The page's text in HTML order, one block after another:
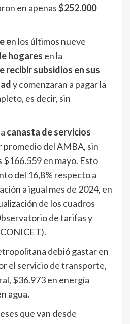
en apenas$252.000
en los últimos nueve
hogares en la
recibir subsidios en sus
y comenzaran a pagar la
es decir, sin
canasta de servicios
promedio del AMBA, sin
$166.559 en mayo. Esto
del 16,8% respecto a
a igual mes de 2024, en
de los cuadros
de tarifas y
debió gastar en
el servicio de transporte,
$36.973 en energía
agua.
que van desde